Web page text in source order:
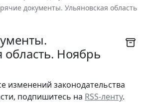
документы. Ульяновская область
область. Ноябрь
изменений законодательства
подпишитесь на RSS-ленту.